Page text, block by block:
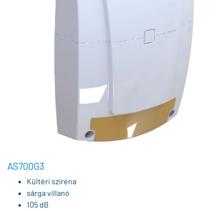
AS700G3
Kültéri sziréna
sárga villanó
105 dB